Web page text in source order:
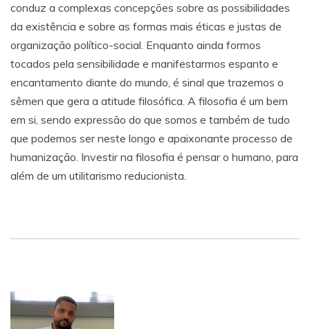
conduz a complexas concepções sobre as possibilidades
da existência e sobre as formas mais éticas e justas de
organização político-social. Enquanto ainda formos
tocados pela sensibilidade e manifestarmos espanto e
encantamento diante do mundo, é sinal que trazemos o
sêmen que gera a atitude filosófica. A filosofia é um bem
em si, sendo expressão do que somos e também de tudo
que podemos ser neste longo e apaixonante processo de
humanização. Investir na filosofia é pensar o humano, para
além de um utilitarismo reducionista.